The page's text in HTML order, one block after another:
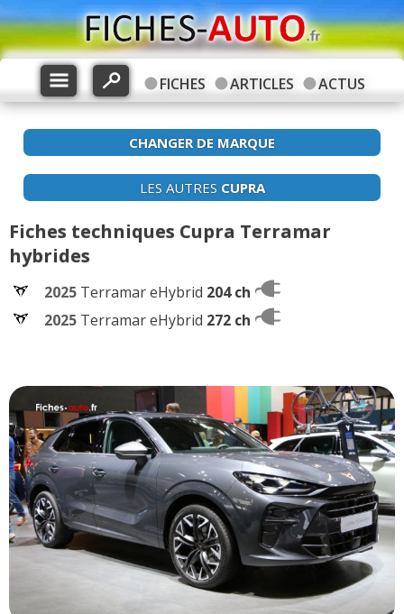
FICHES ARTICLES ACTUS
CHANGER DE MARQUE
LES AUTRES CUPRA
Fiches techniques Cupra Terramar
hybrides
2025 Terramar eHybrid 204 ch
2025 Terramar eHybrid 272 ch